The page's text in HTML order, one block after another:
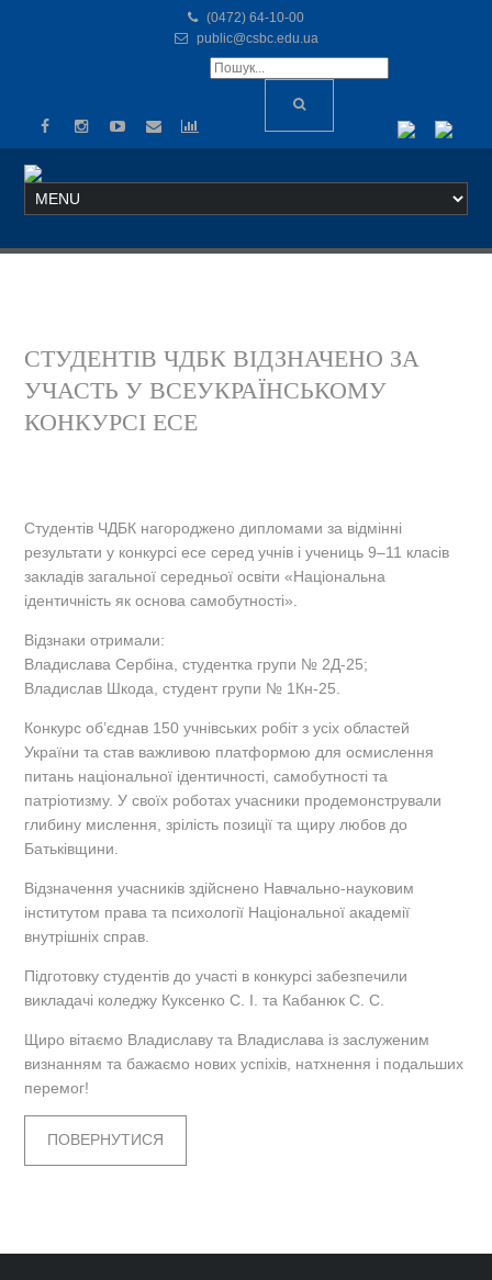
(0472) 64-10-00
public@csbc.edu.ua
СТУДЕНТІВ ЧДБК ВІДЗНАЧЕНО ЗА
УЧАСТЬ У ВСЕУКРАЇНСЬКОМУ
КОНКУРСІ ЕСЕ
Студентів ЧДБК нагороджено дипломами за відмінні
результати у конкурсі есе серед учнів і учениць 9–11 класів
закладів загальної середньої освіти «Національна
ідентичність як основа самобутності».
Відзнаки отримали:
Владислава Сербіна, студентка групи № 2Д-25;
Владислав Шкода, студент групи № 1Кн-25.
Конкурс об’єднав 150 учнівських робіт з усіх областей
України та став важливою платформою для осмислення
питань національної ідентичності, самобутності та
патріотизму. У своїх роботах учасники продемонстрували
глибину мислення, зрілість позиції та щиру любов до
Батьківщини.
Відзначення учасників здійснено Навчально-науковим
інститутом права та психології Національної академії
внутрішніх справ.
Підготовку студентів до участі в конкурсі забезпечили
викладачі коледжу Куксенко С. І. та Кабанюк С. С.
Щиро вітаємо Владиславу та Владислава із заслуженим
визнанням та бажаємо нових успіхів, натхнення і подальших
перемог!
ПОВЕРНУТИСЯ